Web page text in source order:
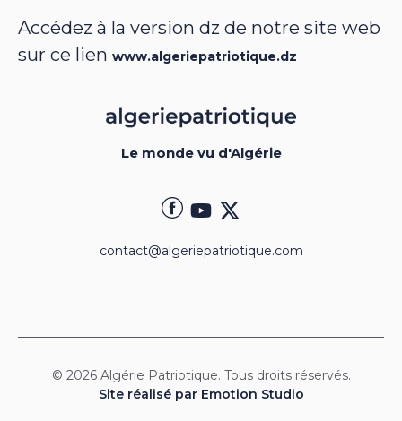
Accédez à la version dz de notre site web
sur ce lien www.algeriepatriotique.dz
Le monde vu d'Algérie
contact@algeriepatriotique.com
© 2026 Algérie Patriotique. Tous droits réservés.
Site réalisé par Emotion Studio